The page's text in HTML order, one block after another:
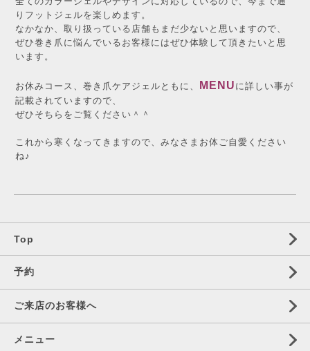
りフットジェルを楽しめます。
なかなか、取り扱っている店舗もまだ少ないと思いますので、
ぜひ巻き爪に悩んでいるお客様にはぜひ体験して頂きたいと思
います。
お休みコース、巻き爪ケアジェルともに、 MENU に詳しい事が
記載されていますので、
ぜひそちらをご覧ください＾＾
これから寒くなってきますので、みなさまお体ご自愛ください
ね♪
Top
予約
ご来店のお客様へ
メニュー